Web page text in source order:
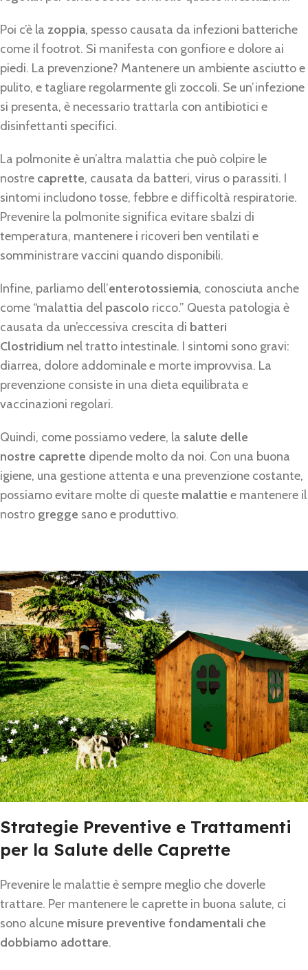
Poi c’è la zoppia, spesso causata da infezioni batteriche
come il footrot. Si manifesta con gonfiore e dolore ai
piedi. La prevenzione? Mantenere un ambiente asciutto e
pulito, e tagliare regolarmente gli zoccoli. Se un’infezione
si presenta, è necessario trattarla con antibiotici e
disinfettanti specifici.
La polmonite è un’altra malattia che può colpire le
nostre caprette, causata da batteri, virus o parassiti. I
sintomi includono tosse, febbre e difficoltà respiratorie.
Prevenire la polmonite significa evitare sbalzi di
temperatura, mantenere i ricoveri ben ventilati e
somministrare vaccini quando disponibili.
Infine, parliamo dell’enterotossiemia, conosciuta anche
come “malattia del pascolo ricco.” Questa patologia è
causata da un’eccessiva crescita di batteri
Clostridium nel tratto intestinale. I sintomi sono gravi:
diarrea, dolore addominale e morte improvvisa. La
prevenzione consiste in una dieta equilibrata e
vaccinazioni regolari.
Quindi, come possiamo vedere, la salute delle
nostre caprette dipende molto da noi. Con una buona
igiene, una gestione attenta e una prevenzione costante,
possiamo evitare molte di queste malattie e mantenere il
nostro gregge sano e produttivo.
Strategie Preventive e Trattamenti
per la Salute delle Caprette
Prevenire le malattie è sempre meglio che doverle
trattare. Per mantenere le caprette in buona salute, ci
sono alcune misure preventive fondamentali che
dobbiamo adottare.